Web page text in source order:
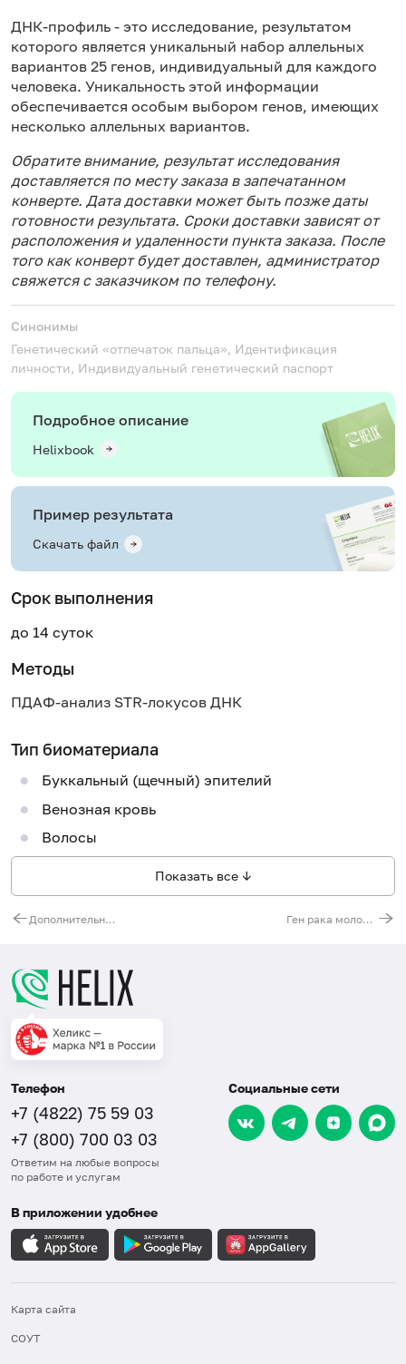
ДНК-профиль - это исследование, результатом
которого является уникальный набор аллельных
вариантов 25 генов, индивидуальный для каждого
человека. Уникальность этой информации
обеспечивается особым выбором генов, имеющих
несколько аллельных вариантов.
Обратите внимание, результат исследования
доставляется по месту заказа в запечатанном
конверте. Дата доставки может быть позже даты
готовности результата. Сроки доставки зависят от
расположения и удаленности пункта заказа. После
того как конверт будет доставлен, администратор
свяжется с заказчиком по телефону.
Синонимы
Генетический «отпечаток пальца», Идентификация
личности, Индивидуальный генетический паспорт
Подробное описание
Helixbook
Пример результата
Скачать файл
Срок выполнения
до 14 суток
Методы
ПДАФ-анализ STR-локусов ДНК
Тип биоматериала
Буккальный (щечный) эпителий
Венозная кровь
Волосы
Показать все ↓
Дополнительный участник исследования к 17-034 Ген рака молочной железы 1 (BRCA1). Выявление мутации 185delAG (нарушение структуры белка)
Телефон
+7 (4822) 75 59 03
+7 (800) 700 03 03
Ответим на любые вопросы
по работе и услугам
Социальные сети
В приложении удобнее
Карта сайта
СОУТ